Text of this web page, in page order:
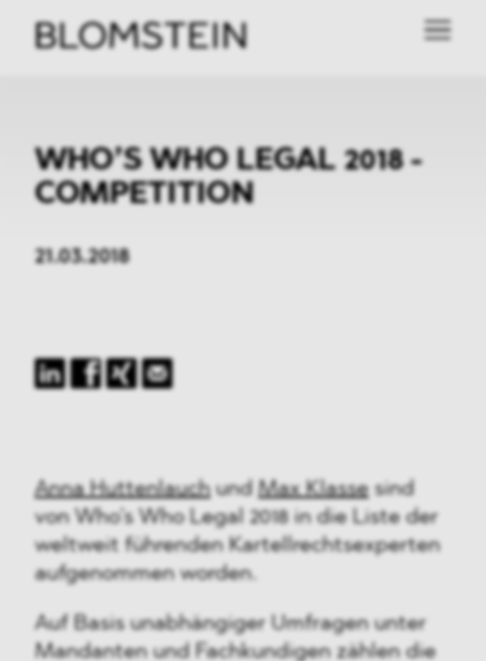
WHO’S WHO LEGAL 2018 -
COMPETITION
21.03.2018
Anna Huttenlauchund Max Klassesind
von Who’s Who Legal 2018 in die Liste der
weltweit führenden Kartellrechtsexperten
aufgenommen worden.
Auf Basis unabhängiger Umfragen unter
Mandanten und Fachkundigen zählen die